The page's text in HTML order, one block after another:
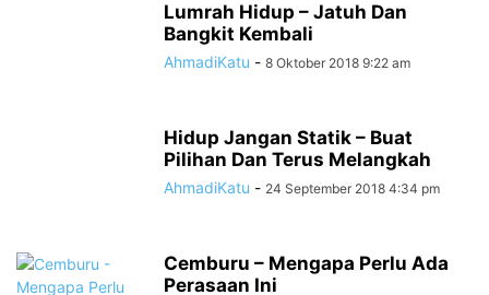
Lumrah Hidup – Jatuh Dan
Bangkit Kembali
AhmadiKatu - 8 Oktober 2018 9:22 am
Hidup Jangan Statik – Buat
Pilihan Dan Terus Melangkah
AhmadiKatu - 24 September 2018 4:34 pm
Cemburu – Mengapa Perlu Ada
Perasaan Ini